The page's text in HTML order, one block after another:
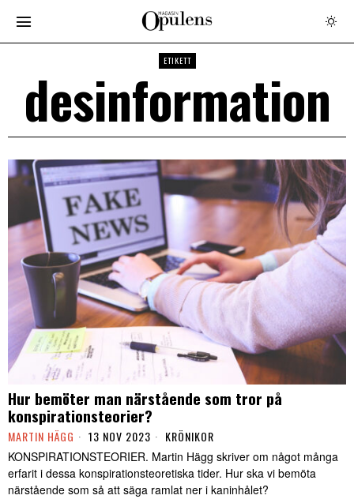
ETIKETT
desinformation
Hur bemöter man närstående som tror på
konspirationsteorier?
MARTIN HÄGG 13 NOV 2023 KRÖNIKOR
KONSPIRATIONSTEORIER. Martin Hägg skriver om något många
erfarit i dessa konspirationsteoretiska tider. Hur ska vi bemöta
närstående som så att säga ramlat ner i kaninhålet?